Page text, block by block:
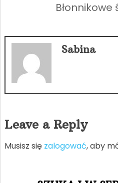
Sabina
Leave a Reply
Musisz się zalogować, aby